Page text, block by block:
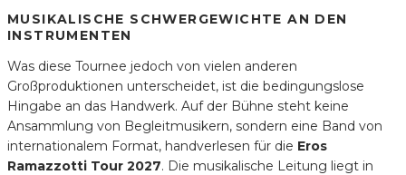
MUSIKALISCHE SCHWERGEWICHTE AN DEN
INSTRUMENTEN
Was diese Tournee jedoch von vielen anderen
Großproduktionen unterscheidet, ist die bedingungslose
Hingabe an das Handwerk. Auf der Bühne steht keine
Ansammlung von Begleitmusikern, sondern eine Band von
internationalem Format, handverlesen für die Eros
Ramazzotti Tour 2027. Die musikalische Leitung liegt in